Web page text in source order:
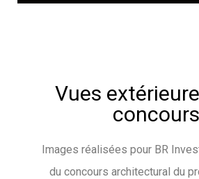
Vues
concours
Images réalisées pour BR
du concours architectural du